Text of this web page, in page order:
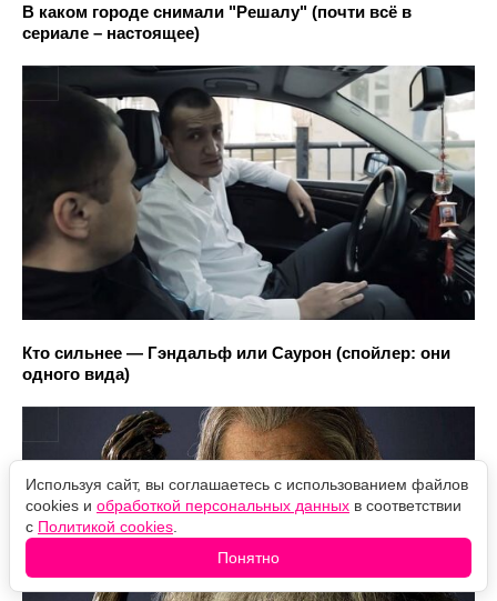
В каком городе снимали "Решалу" (почти всё в
сериале – настоящее)
Кто сильнее — Гэндальф или Саурон (спойлер: они
одного вида)
Используя сайт, вы соглашаетесь с использованием файлов
cookies и обработкой персональных данных в соответствии
с Политикой cookies
Понятно